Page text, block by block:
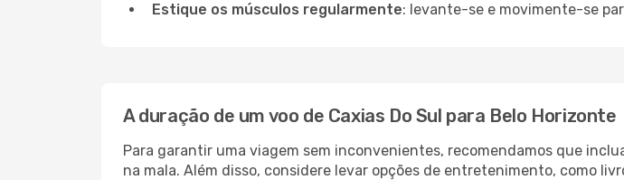
Estique os músculos regularmente: levante-se e movimente-se
A duração de um voo de Caxias Do Sul para Belo Horizonte
Para garantir uma viagem sem inconvenientes, recomendamos que
na mala. Além disso, considere levar opções de entretenimento, como